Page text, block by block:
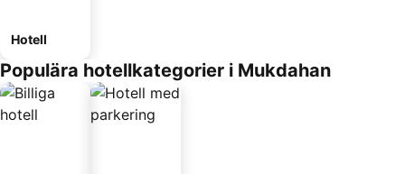
Hotell
Populära hotellkategorier i Mukdahan